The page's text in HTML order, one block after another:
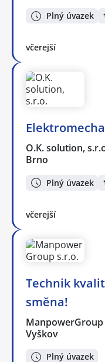
Plný úvazek
včerejší
O.K. solution,
Brno
Plný úvazek
včerejší
Technik
směna!
ManpowerGroup
Vyškov
Plný úvazek